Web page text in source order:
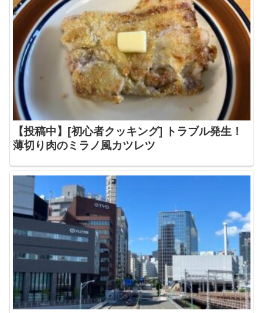
【投稿中】[初心者クッキング] トラブル発生！
薄切り肉のミラノ風カツレツ